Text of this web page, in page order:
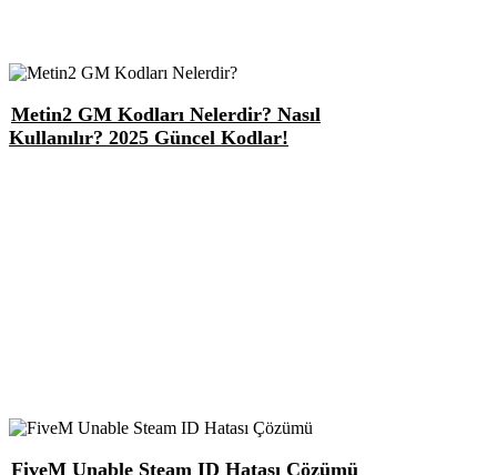
Metin2 GM Kodları Nelerdir? Nasıl
Kullanılır? 2025 Güncel Kodlar!
FiveM Unable Steam ID Hatası Çözümü